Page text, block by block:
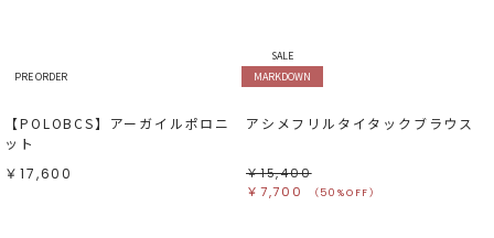
PRE ORDER
【POLOBCS】アーガイルポロニ
ット
￥17,600
SALE
MARKDOWN
アシメフリルタイタックブラウス
￥15,400
￥7,700
（50%OFF）